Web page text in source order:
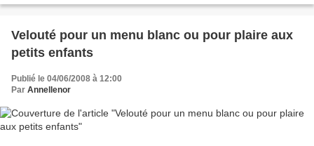
Velouté pour un menu blanc ou pour plaire aux
petits enfants
Publié le 04/06/2008 à 12:00
Par Annellenor